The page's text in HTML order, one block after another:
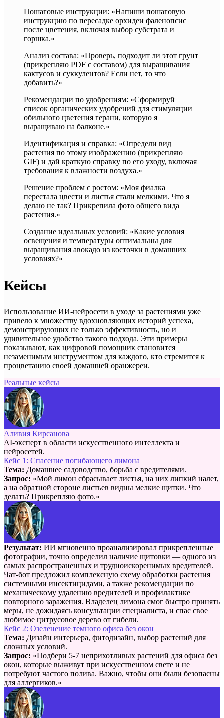
Пошаговые инструкции: «Напиши пошаговую
инструкцию по пересадке орхидеи фаленопсис
после цветения, включая выбор субстрата и
горшка.»
Анализ состава: «Проверь, подходит ли этот грунт
(прикрепляю PDF с составом) для выращивания
кактусов и суккулентов? Если нет, то что
добавить?»
Рекомендации по удобрениям: «Сформируй
список органических удобрений для стимуляции
обильного цветения герани, которую я
выращиваю на балконе.»
Идентификация и справка: «Определи вид
растения по этому изображению (прикрепляю
GIF) и дай краткую справку по его уходу, включая
требования к влажности воздуха.»
Решение проблем с ростом: «Моя фиалка
перестала цвести и листья стали мелкими. Что я
делаю не так? Прикрепила фото общего вида
растения.»
Создание идеальных условий: «Какие условия
освещения и температуры оптимальны для
выращивания авокадо из косточки в домашних
условиях?»
Кейсы
Использование ИИ-нейросети в уходе за растениями уже
привело к множеству вдохновляющих историй успеха,
демонстрирующих не только эффективность, но и
удивительное удобство такого подхода. Эти примеры
показывают, как цифровой помощник становится
незаменимым инструментом для каждого, кто стремится к
процветанию своей домашней оранжереи.
Реальные кейсы
Аливия Кирсанова
AI-эксперт в области искусственного интеллекта и
нейросетей.
Кейс 1: Спасение погибающего лимона
Тема: Домашнее садоводство, борьба с вредителями.
Запрос: «Мой лимон сбрасывает листья, на них липкий налет,
а на обратной стороне листьев видны мелкие щитки. Что
делать? Прикрепляю фото.»
Результат: ИИ мгновенно проанализировал прикрепленные
фотографии, точно определил наличие щитовки — одного из
самых распространенных и трудноискоренимых вредителей.
Чат-бот предложил комплексную схему обработки растения
системными инсектицидами, а также рекомендации по
механическому удалению вредителей и профилактике
повторного заражения. Владелец лимона смог быстро принять
меры, не дожидаясь консультации специалиста, и спас свое
любимое цитрусовое дерево от гибели.
Кейс 2: Озеленение темного офиса без окон
Тема: Дизайн интерьера, фитодизайн, выбор растений для
сложных условий.
Запрос: «Подбери 5-7 неприхотливых растений для офиса без
окон, которые выживут при искусственном свете и не
потребуют частого полива. Важно, чтобы они были безопасны
для аллергиков.»